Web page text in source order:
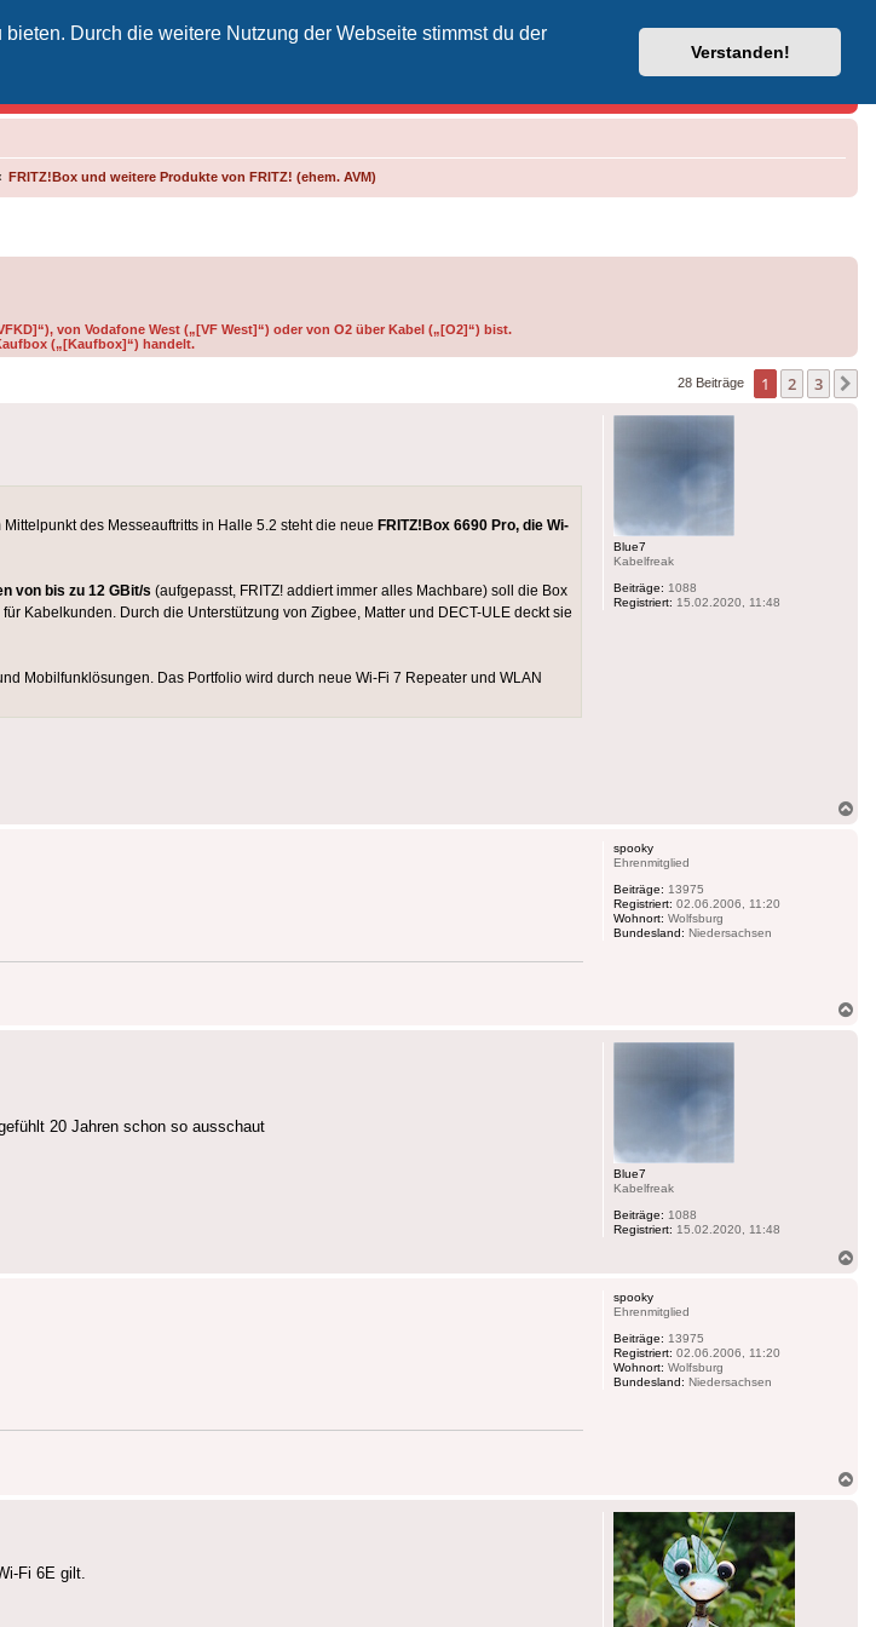
Durch die weitere Nutzung der Webseite stimmst du der
Verstanden!
Vodafone-Kabel-Helpdesk
FRITZ!Box und weitere Produkte von FRITZ! (ehem. AVM)
von Vodafone West („[VF West]“) oder von O2 über Kabel („[O2]“) bist.
(„[Kaufbox]“) handelt.
28 Beiträge 1 2 3
Blue7
Kabelfreak
Beiträge: 1088
Registriert: 15.02.2020, 11:48
des Messeauftritts in Halle 5.2 steht die neue FRITZ!Box 6690 Pro, die Wi-
von bis zu 12 GBit/s (aufgepasst, FRITZ! addiert immer alles Machbare) soll die Box
Kabelkunden. Durch die Unterstützung von Zigbee, Matter und DECT-ULE deckt sie
Mobilfunklösungen. Das Portfolio wird durch neue Wi-Fi 7 Repeater und WLAN
spooky
Ehrenmitglied
Beiträge: 13975
Registriert: 02.06.2006, 11:20
Wohnort: Wolfsburg
Bundesland: Niedersachsen
Blue7
Kabelfreak
Beiträge: 1088
Registriert: 15.02.2020, 11:48
20 Jahren schon so ausschaut
spooky
Ehrenmitglied
Beiträge: 13975
Registriert: 02.06.2006, 11:20
Wohnort: Wolfsburg
Bundesland: Niedersachsen
Fi 6E gilt.